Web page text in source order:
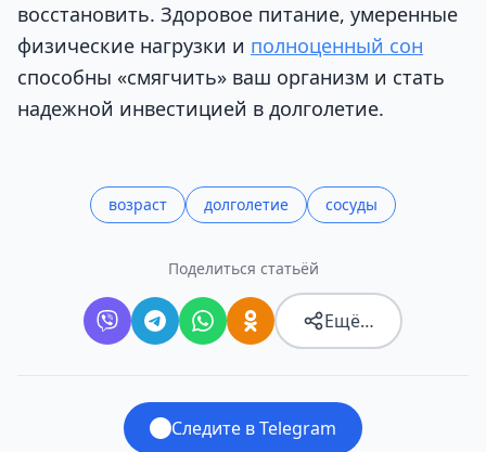
восстановить. Здоровое питание, умеренные
физические нагрузки и полноценный сон
способны «смягчить» ваш организм и стать
надежной инвестицией в долголетие.
возраст долголетие сосуды
Поделиться статьёй
Ещё…
Следите в Telegram